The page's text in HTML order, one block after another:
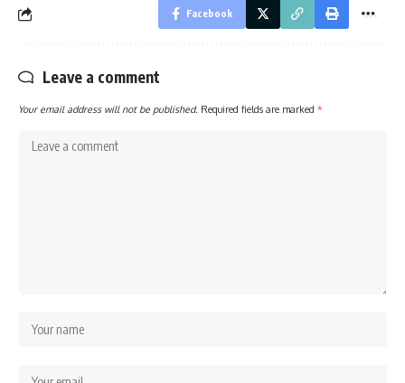
Facebook
Leave a comment
Your email address will not be published. Required fields are marked *